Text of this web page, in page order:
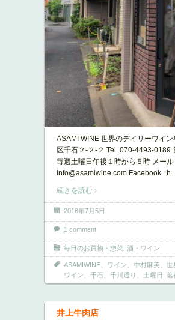
ASAMI WINE 世界のデイリーワイ
区千石２-２-２ Tel. 070-4493-0189
毎週土曜日午後１時から５時 メー
info@asamiwine.com Facebook : h
続きを読む ›
2018年7月5日
1 comment
毎日のお買物・惣菜 酒・ワイン
ASAMIWINE、ワイン、中村麻美、世
ワイン、千石、千川通り、土曜日
茗
井上牛肉店